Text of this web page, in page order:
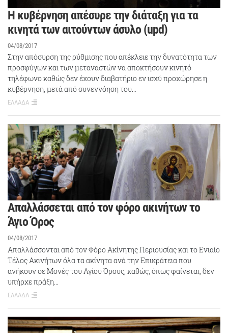
Η κυβέρνηση απέσυρε την διάταξη για τα
κινητά των αιτούντων άσυλο (upd)
04/08/2017
Στην απόσυρση της ρύθμισης που απέκλειε την δυνατότητα των
προσφύγων και των μεταναστών να αποκτήσουν κινητό
τηλέφωνο καθώς δεν έχουν διαβατήριο εν ισχύ προχώρησε η
κυβέρνηση, μετά από συνεννόηση του…
ΕΛΛΑΔΑ
Απαλλάσσεται από τον φόρο ακινήτων το
Άγιο Όρος
04/08/2017
Απαλλάσσονται από τον Φόρο Ακίνητης Περιουσίας και το Ενιαίο
Τέλος Ακινήτων όλα τα ακίνητα ανά την Επικράτεια που
ανήκουν σε Μονές του Αγίου Όρους, καθώς, όπως φαίνεται, δεν
υπήρχε πράξη…
ΕΛΛΑΔΑ